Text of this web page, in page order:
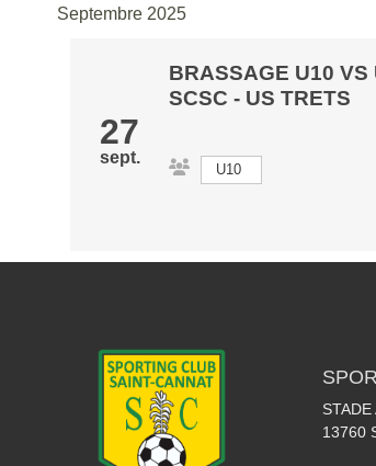
Septembre 2025
27
sept.
BRASSAGE U10 VS
SCSC - US TRETS
U10
13760